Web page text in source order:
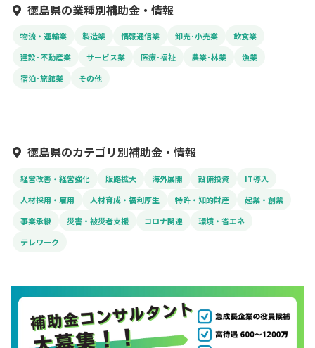
徳島県の業種別補助金・情報
物流・運輸業 製造業 情報通信業 卸売･小売業
飲食業
建設･不動産業
サービス業 医療･福祉 農業･林業
漁業
宿泊･旅館業
その他
徳島県のカテゴリ別補助金・情報
経営改善・経営強化 販路拡大 海外展開 設備投資
IT導入
人材採用・雇用
人材育成・福利厚生 特許・知的財産
起業・創業
事業承継
災害・被災者支援 コロナ関連
環境・省エネ
テレワーク